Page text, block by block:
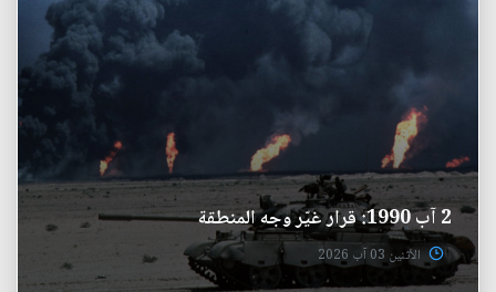
2 آب 1990: قرار غيّر وجه المنطقة
الأثنين 03 آب 2026